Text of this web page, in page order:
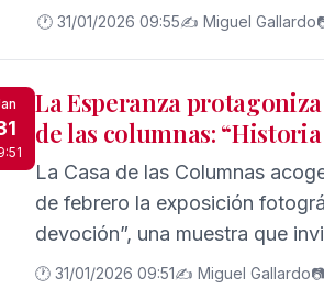
🕐 31/01/2026 09:55✍️ Miguel Gallardo
La Esperanza
de las columnas:
La Casa de las Columnas
de febrero la exposición
devoción”, una muestra que
profunda y arraigada
🕐 31/01/2026 09:51✍️ Miguel Gallardo